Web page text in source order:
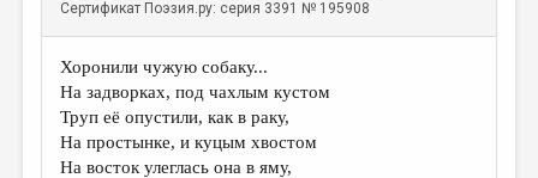
ЛИТСАЛОН
НОВОСТИ
ПРАВИЛА САЙТА
ОТДЕЛЫ И РУБРИКИ
Сертификат Поэзия.ру: серия 3391 № 195908
Хоронили чужую собаку...
На задворках, под чахлым кустом
Труп её опустили, как в раку,
На простынке, и куцым хвостом
На восток улеглась она в яму,